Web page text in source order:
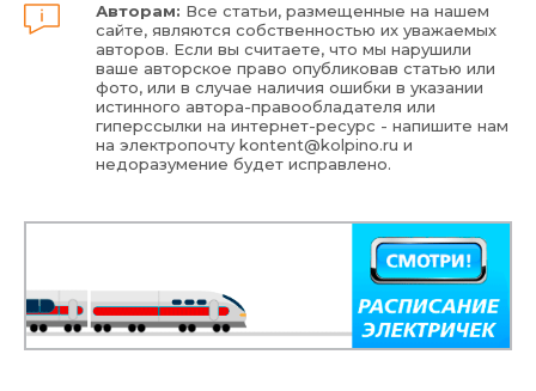
Авторам: Все статьи, размещенные на нашем
сайте, являются собственностью их уважаемых
авторов. Если вы считаете, что мы нарушили
ваше авторское право опубликовав статью или
фото, или в случае наличия ошибки в указании
истинного автора-правообладателя или
гиперссылки на интернет-ресурс - напишите нам
на электропочтуkontent@kolpino.ru и
недоразумение будет исправлено.